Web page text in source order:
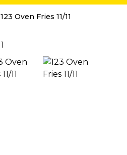
123 Oven Fries 11/11